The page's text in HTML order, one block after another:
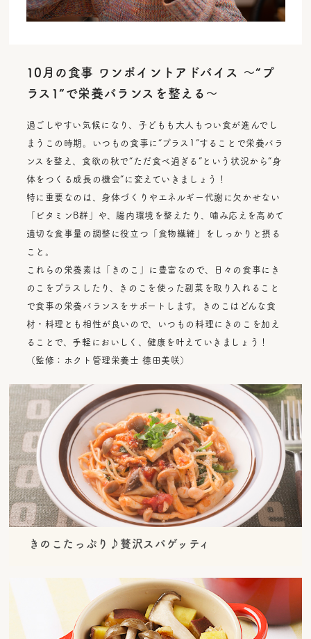
10月の食事 ワンポイントアドバイス ～“プ
ラス1”で栄養バランスを整える～
過ごしやすい気候になり、子どもも大人もつい食が進んでし
まうこの時期。いつもの食事に“プラス1”することで栄養バラ
ンスを整え、食欲の秋で“ただ食べ過ぎる”という状況から“身
体をつくる成長の機会”に変えていきましょう！
特に重要なのは、身体づくりやエネルギー代謝に欠かせない
「ビタミンB群」や、腸内環境を整えたり、噛み応えを高めて
適切な食事量の調整に役立つ「食物繊維」をしっかりと摂る
こと。
これらの栄養素は「きのこ」に豊富なので、日々の食事にき
のこをプラスしたり、きのこを使った副菜を取り入れること
で食事の栄養バランスをサポートします。きのこはどんな食
材・料理とも相性が良いので、いつもの料理にきのこを加え
ることで、手軽においしく、健康を叶えていきましょう！
（監修：ホクト管理栄養士 德田美咲）
きのこたっぷり♪贅沢スパゲッティ